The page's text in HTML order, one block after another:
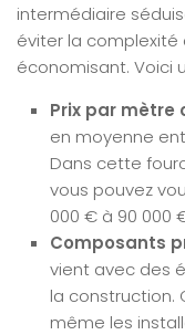
intermédiaire
éviter la
économisant. Voici
Prix par mètre
en moyenne
Dans cette
vous pouvez
000 € à 90 000
Composants
vient avec des
la construction.
même les